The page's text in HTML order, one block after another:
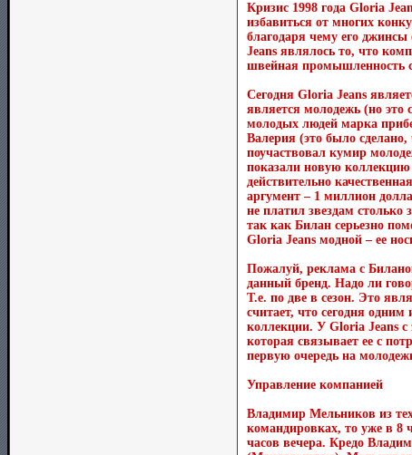
Кризис 1998 года Gloria
избавиться от многих
благодаря чему его
Jeans являлось то, что
швейная промышленность
Сегодня Gloria Jeans
является молодежь (но
молодых людей марка
Валерия (это было
поучаствовал кумир
показали новую коллекцию
действительно
аргумент – 1 миллион
не платил звездам
так как Билан серьезно
Gloria Jeans модной – ее
Пожалуй, реклама с
данный бренд. Надо ли
Т.е. по две в сезон. Это
считает, что сегодня
коллекции. У Gloria Jeans с
которая связывает ее с
первую очередь на
Управление компанией
Владимир Мельников из
командировках, то уже в 8
часов вечера. Кредо